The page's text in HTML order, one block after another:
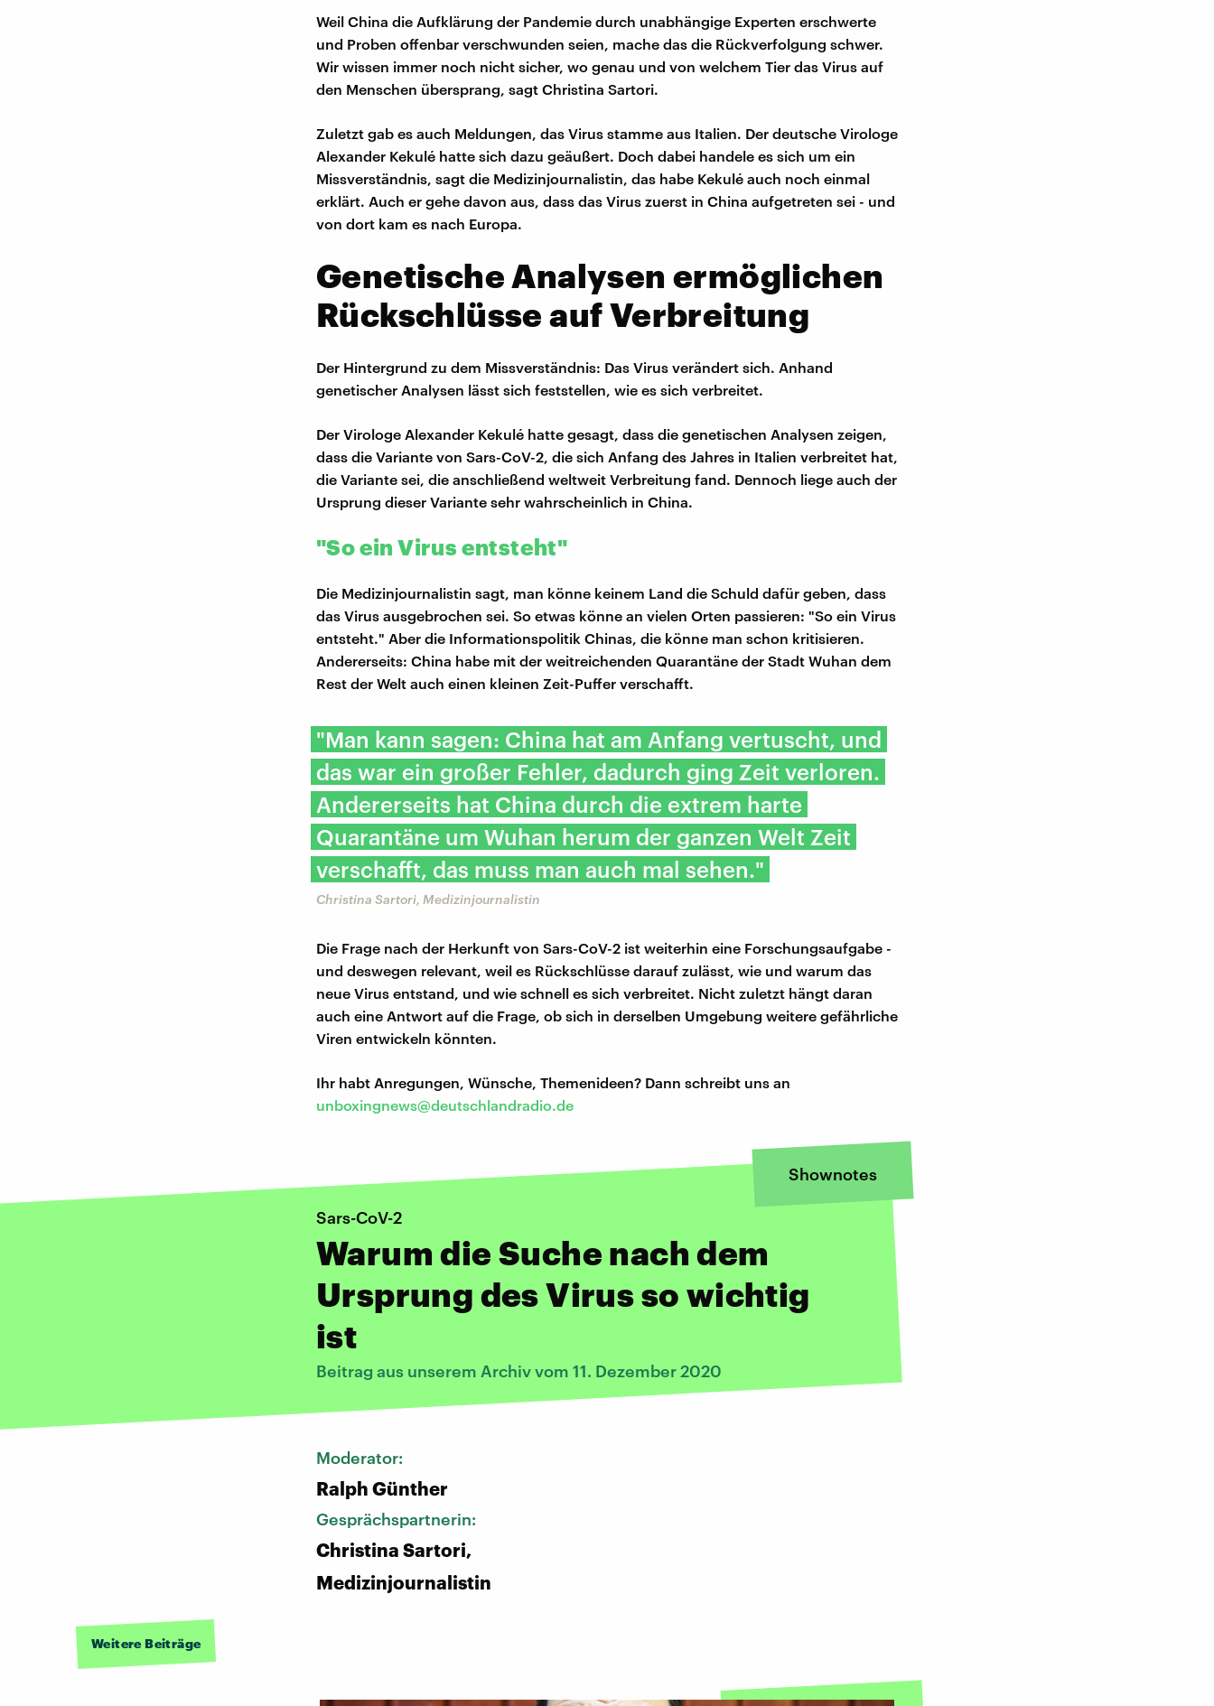
Weil China die Aufklärung der Pandemie durch unabhängige Experten erschwerte
und Proben offenbar verschwunden seien, mache das die Rückverfolgung schwer.
Wir wissen immer noch nicht sicher, wo genau und von welchem Tier das Virus auf
den Menschen übersprang, sagt Christina Sartori.
Zuletzt gab es auch Meldungen, das Virus stamme aus Italien. Der deutsche Virologe
Alexander Kekulé hatte sich dazu geäußert. Doch dabei handele es sich um ein
Missverständnis, sagt die Medizinjournalistin, das habe Kekulé auch noch einmal
erklärt. Auch er gehe davon aus, dass das Virus zuerst in China aufgetreten sei - und
von dort kam es nach Europa.
Genetische Analysen ermöglichen
Rückschlüsse auf Verbreitung
Der Hintergrund zu dem Missverständnis: Das Virus verändert sich. Anhand
genetischer Analysen lässt sich feststellen, wie es sich verbreitet.
Der Virologe Alexander Kekulé hatte gesagt, dass die genetischen Analysen zeigen,
dass die Variante von Sars-CoV-2, die sich Anfang des Jahres in Italien verbreitet hat,
die Variante sei, die anschließend weltweit Verbreitung fand. Dennoch liege auch der
Ursprung dieser Variante sehr wahrscheinlich in China.
"So ein Virus entsteht"
Die Medizinjournalistin sagt, man könne keinem Land die Schuld dafür geben, dass
das Virus ausgebrochen sei. So etwas könne an vielen Orten passieren: "So ein Virus
entsteht." Aber die Informationspolitik Chinas, die könne man schon kritisieren.
Andererseits: China habe mit der weitreichenden Quarantäne der Stadt Wuhan dem
Rest der Welt auch einen kleinen Zeit-Puffer verschafft.
"Man kann sagen: China hat am Anfang vertuscht, und
das war ein großer Fehler, dadurch ging Zeit verloren.
Andererseits hat China durch die extrem harte
Quarantäne um Wuhan herum der ganzen Welt Zeit
verschafft, das muss man auch mal sehen."
Christina Sartori, Medizinjournalistin
Die Frage nach der Herkunft von Sars-CoV-2 ist weiterhin eine Forschungsaufgabe -
und deswegen relevant, weil es Rückschlüsse darauf zulässt, wie und warum das
neue Virus entstand, und wie schnell es sich verbreitet. Nicht zuletzt hängt daran
auch eine Antwort auf die Frage, ob sich in derselben Umgebung weitere gefährliche
Viren entwickeln könnten.
Ihr habt Anregungen, Wünsche, Themenideen? Dann schreibt uns an
unboxingnews@deutschlandradio.de
Shownotes
Sars-CoV-2
Warum die Suche nach dem
Ursprung des Virus so wichtig
ist
Beitrag aus unserem Archiv vom 11. Dezember 2020
Moderator:
Ralph Günther
Gesprächspartnerin:
Christina Sartori,
Medizinjournalistin
Weitere Beiträge